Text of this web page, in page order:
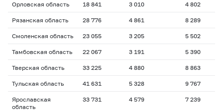
Орловская область 18 841 3 010 4 802
Рязанская область 28 776 4 861 8 289
Смоленская область 23 055 3 205 5 502
Тамбовская область 22 067 3 191 5 390
Тверская область 33 225 4 880 8 863
Тульская область 41 631 5 328 9 767
Ярославская
область
33 731 4 579 7 239